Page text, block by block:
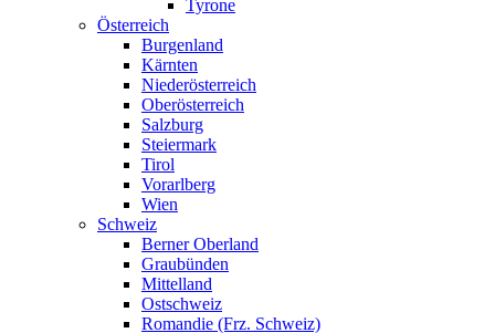
Tyrone
Österreich
Burgenland
Kärnten
Niederösterreich
Oberösterreich
Salzburg
Steiermark
Tirol
Vorarlberg
Wien
Schweiz
Berner Oberland
Graubünden
Mittelland
Ostschweiz
Romandie (Frz. Schweiz)